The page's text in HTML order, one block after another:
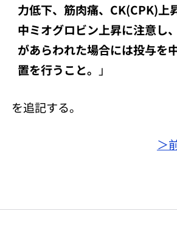
力低下、筋肉痛、CK(CPK)上
中ミオグロビン上昇に注意し
があらわれた場合には投与を
置を行うこと。
」
を追記する。
＞